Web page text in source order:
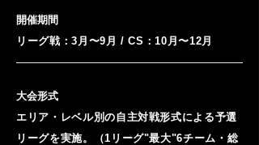
開催期間
リーグ戦：3月〜9月 / CS：10月〜12月
大会形式
エリア・レベル別の自主対戦形式による予選
リーグを実施。（1リーグ"最大"6チーム・総